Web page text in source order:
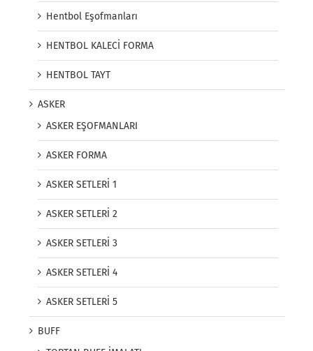
Hentbol Eşofmanları
HENTBOL KALECİ FORMA
HENTBOL TAYT
ASKER
ASKER EŞOFMANLARI
ASKER FORMA
ASKER SETLERİ 1
ASKER SETLERİ 2
ASKER SETLERİ 3
ASKER SETLERİ 4
ASKER SETLERİ 5
BUFF